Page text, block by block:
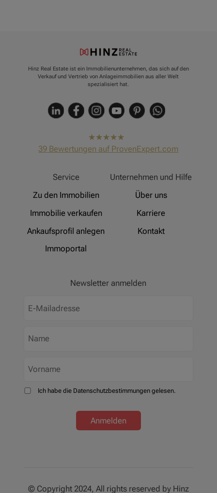
Hinz Real Estate ist ein Immobilienunternehmen, das sich auf den
Verkauf und Vertrieb von Anlageimmobilien aus aller Welt
spezialisiert hat.
hat4,91
von5
39 Bewertungen auf ProvenExpert.com
Service
Zu den Immobilien
Immobilie verkaufen
Ankaufsprofil anlegen
Immoportal
Unternehmen und Hilfe
Über uns
Karriere
Kontakt
Newsletter anmelden
Ich habe die Datenschutzbestimmungen gelesen.
Anmelden
© Copyright 2024, All rights reserved by Hinz